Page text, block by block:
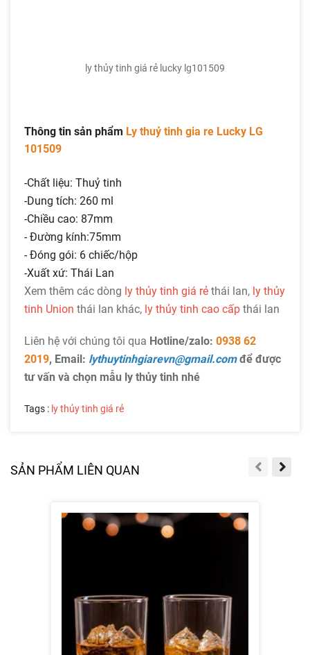
ly thủy tinh giá rẻ lucky lg101509
Thông tin sản phẩm Ly thuỷ tinh gia re Lucky LG
101509
-Chất liệu: Thuỷ tinh
-Dung tích: 260 ml
-Chiều cao: 87mm
- Đường kính:75mm
- Đóng gói: 6 chiếc/hộp
-Xuất xứ: Thái Lan
Xem thêm các dòng ly thủy tinh giá rẻ thái lan, ly thủy
tinh Union thái lan khác, ly thủy tinh cao cấp thái lan
Liên hệ với chúng tôi qua Hotline/zalo: 0938 62
2019, Email: lythuytinhgiarevn@gmail.comđể được
tư vấn và chọn mẫu ly thủy tinh nhé
Tags : ly thủy tinh giá rẻ
SẢN PHẨM LIÊN QUAN